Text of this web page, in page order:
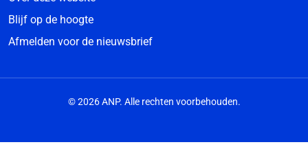
Blijf op de hoogte
Afmelden voor de nieuwsbrief
© 2026 ANP. Alle rechten voorbehouden.